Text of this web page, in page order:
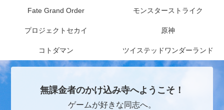
Fate Grand Order モンスターストライク
プロジェクトセカイ 原神
コトダマン ツイステッドワンダーランド
無課金者のかけ込み寺へようこそ！
ゲームが好きな同志へ。